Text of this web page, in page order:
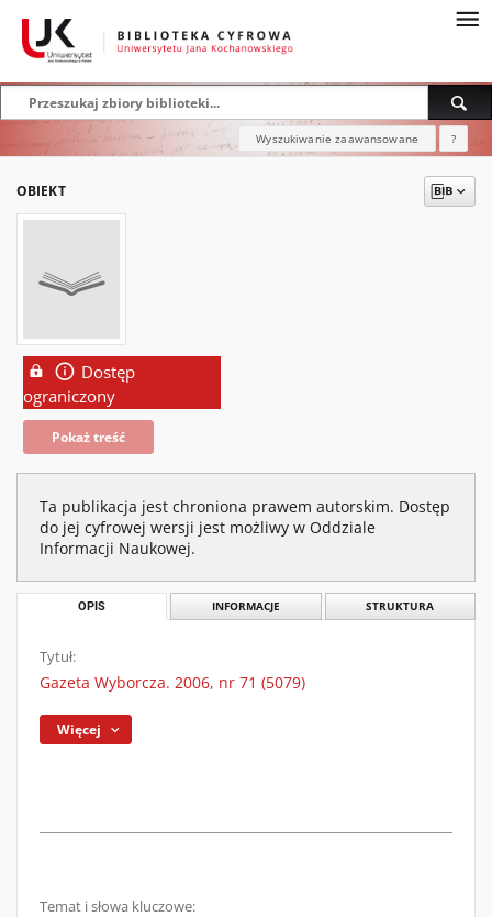
Wyszukiwanie zaawansowane ?
OBIEKT
Dostęp
ograniczony
Pokaż treść
Ta publikacja jest chroniona prawem autorskim. Dostęp
do jej cyfrowej wersji jest możliwy w Oddziale
Informacji Naukowej.
OPIS INFORMACJE STRUKTURA
Tytuł:
Gazeta Wyborcza. 2006, nr 71 (5079)
Więcej
Temat i słowa kluczowe: